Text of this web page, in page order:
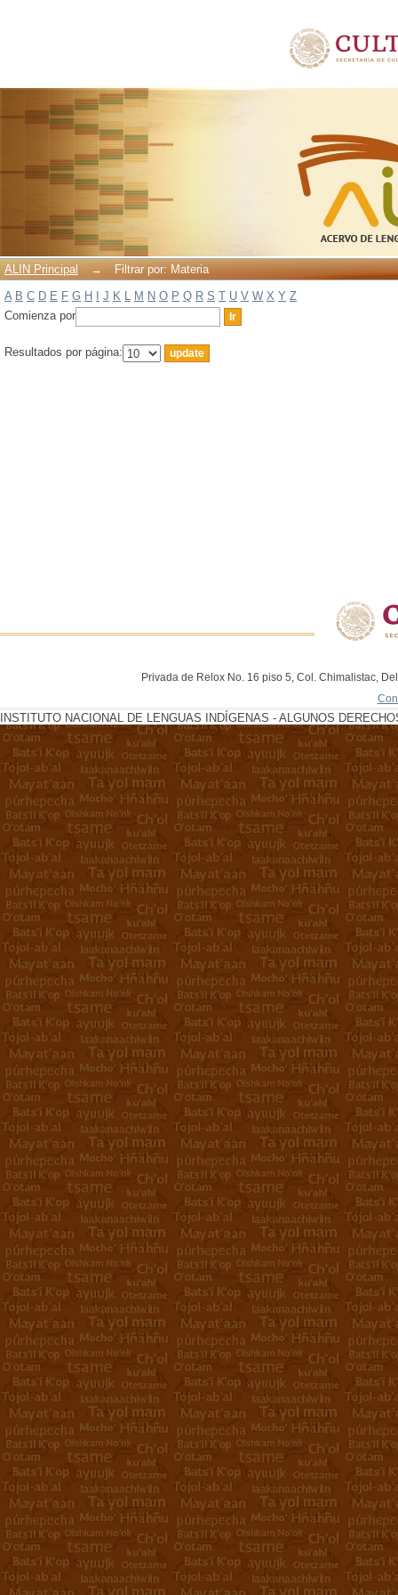
ALIN Principal →
Filtrar por: Materia
A B C D E F G H J K L M N O P Q R S T U V W X Y Z
Comienza por
Resultados por página:
Privada de Relox No. 16 piso 5, Col. Chimalistac,
INSTITUTO NACIONAL DE LENGUAS INDÍGENAS - ALGUNOS